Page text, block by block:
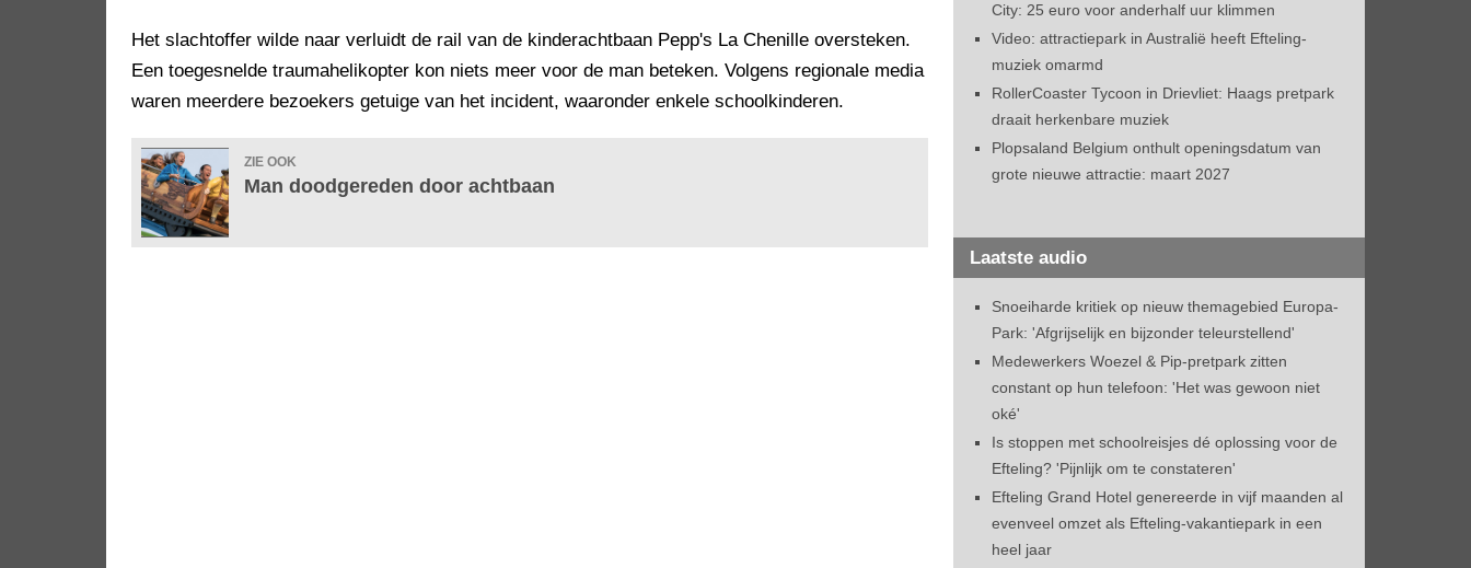
Het slachtoffer wilde naar verluidt de rail van de kinderachtbaan Pepp's La Chenille oversteken.
Een toegesnelde traumahelikopter kon niets meer voor de man beteken. Volgens regionale media
waren meerdere bezoekers getuige van het incident, waaronder enkele schoolkinderen.
ZIE OOK
Man doodgereden door achtbaan
City: 25 euro voor anderhalf uur klimmen
Video: attractiepark in Australië heeft Efteling-
muziek omarmd
RollerCoaster Tycoon in Drievliet: Haags pretpark
draait herkenbare muziek
Plopsaland Belgium onthult openingsdatum van
grote nieuwe attractie: maart 2027
Laatste audio
Snoeiharde kritiek op nieuw themagebied Europa-
Park: 'Afgrijselijk en bijzonder teleurstellend'
Medewerkers Woezel & Pip-pretpark zitten
constant op hun telefoon: 'Het was gewoon niet
oké'
Is stoppen met schoolreisjes dé oplossing voor de
Efteling? 'Pijnlijk om te constateren'
Efteling Grand Hotel genereerde in vijf maanden al
evenveel omzet als Efteling-vakantiepark in een
heel jaar